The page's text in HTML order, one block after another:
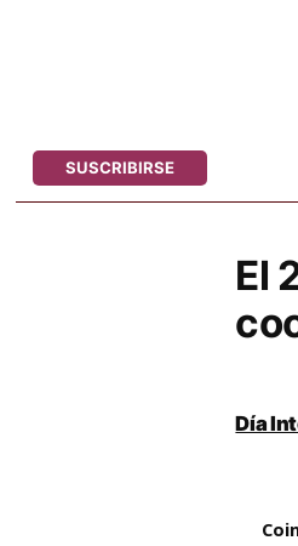
SUSCRIBIRSE
El
Día